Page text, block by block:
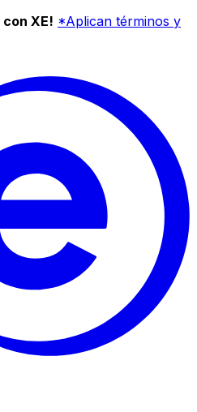
con XE! *Aplican términos y